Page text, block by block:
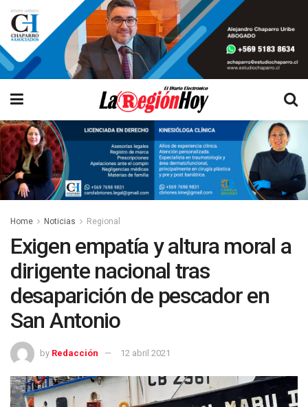
Home Noticias Regional
Exigen empatía y altura moral a
dirigente nacional tras
desaparición de pescador en
San Antonio
by Redacción 12 abril 2021